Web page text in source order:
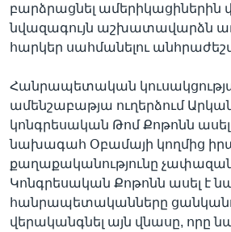
բարձրացնել ամերիկացիներին
նվազագույն աշխատավարձն
հարկեր սահմանելու
Հանրապետական
ամենշաբաթյա ուղերձում
կոնգրեսական Թոմ Քոթոնն ասել
նախագահ Օբամայի կողմից
քաղաքականությունը
Կոնգրեսական Քոթոնն ասել է
հանրապետականները
վերականգնել այն վնասը, որը